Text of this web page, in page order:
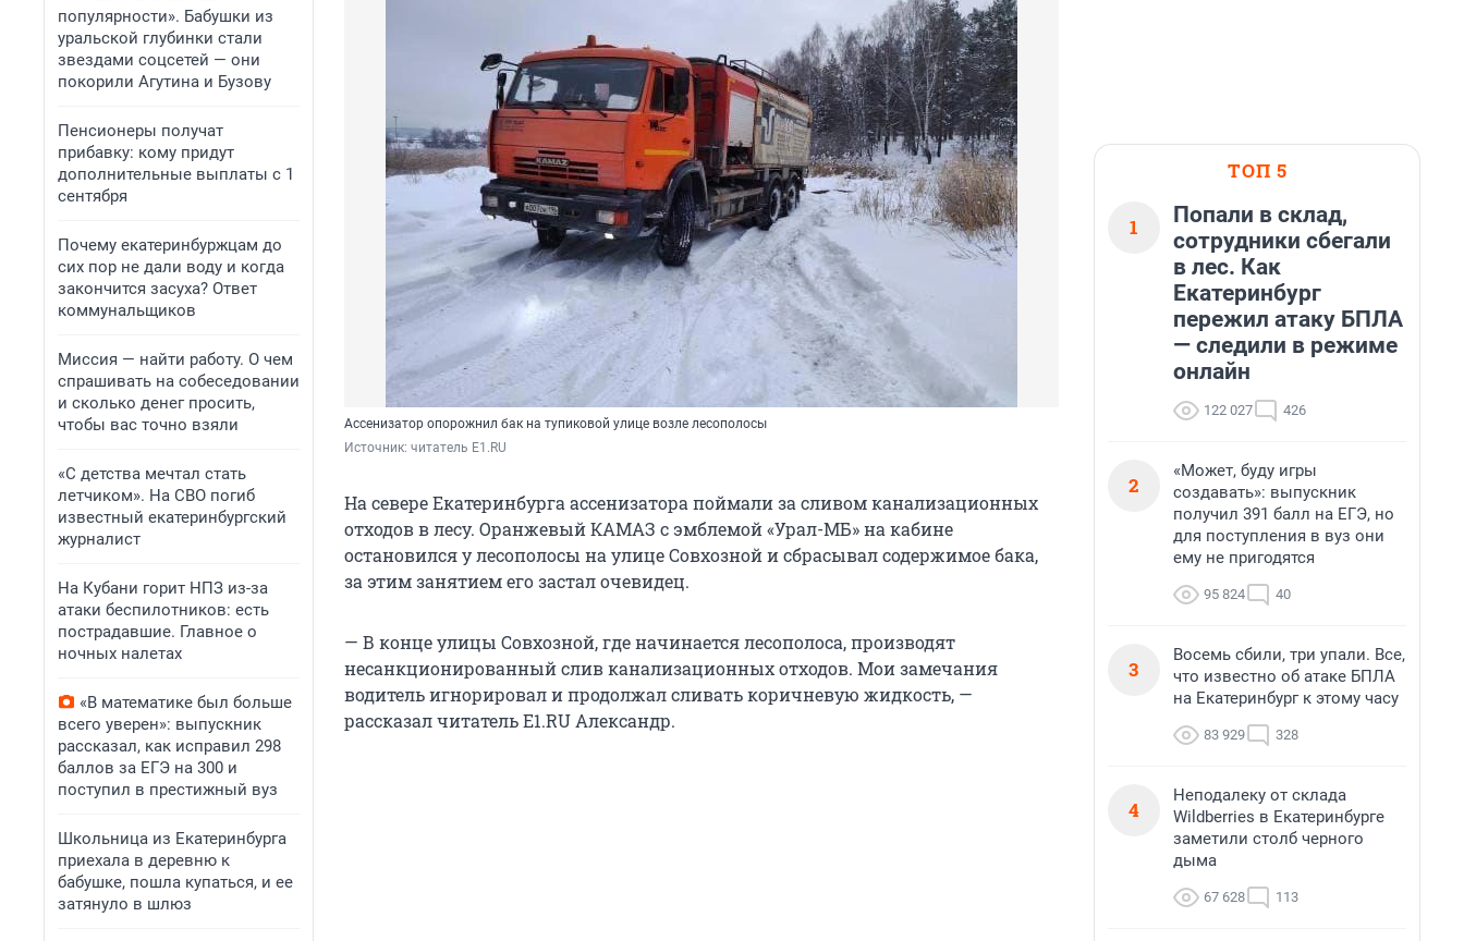
популярности». Бабушки из
уральской глубинки стали
звездами соцсетей — они
покорили Агутина и Бузову
Пенсионеры получат
прибавку: кому придут
дополнительные выплаты с 1
сентября
Почему екатеринбуржцам до
сих пор не дали воду и когда
закончится засуха? Ответ
коммунальщиков
Миссия — найти работу. О чем
спрашивать на собеседовании
и сколько денег просить,
чтобы вас точно взяли
«С детства мечтал стать
летчиком». На СВО погиб
известный екатеринбургский
журналист
На Кубани горит НПЗ из-за
атаки беспилотников: есть
пострадавшие. Главное о
ночных налетах
«В математике был больше
всего уверен»: выпускник
рассказал, как исправил 298
баллов за ЕГЭ на 300 и
поступил в престижный вуз
Школьница из Екатеринбурга
приехала в деревню к
бабушке, пошла купаться, и ее
затянуло в шлюз
Ассенизатор опорожнил бак на тупиковой улице возле лесополосы
Источник: читатель E1.RU
На севере Екатеринбурга ассенизатора поймали за сливом канализационных
отходов в лесу. Оранжевый КАМАЗ с эмблемой «Урал-МБ» на кабине
остановился у лесополосы на улице Совхозной и сбрасывал содержимое бака,
за этим занятием его застал очевидец.
— В конце улицы Совхозной, где начинается лесополоса, производят
несанкционированный слив канализационных отходов. Мои замечания
водитель игнорировал и продолжал сливать коричневую жидкость, —
рассказал читатель E1.RU Александр.
ТОП 5
1
Попали в склад,
сотрудники сбегали
в лес. Как
Екатеринбург
пережил атаку БПЛА
— следили в режиме
онлайн
122 027 426
2
«Может, буду игры
создавать»: выпускник
получил 391 балл на ЕГЭ, но
для поступления в вуз они
ему не пригодятся
95 824 40
3
Восемь сбили, три упали. Все,
что известно об атаке БПЛА
на Екатеринбург к этому часу
83 929 328
4
Неподалеку от склада
Wildberries в Екатеринбурге
заметили столб черного
дыма
67 628 113